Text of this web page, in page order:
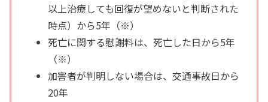
以上治療しても回復が望めないと判断された
時点）から5年（※）
死亡に関する慰謝料は、死亡した日から5年
（※）
加害者が判明しない場合は、交通事故日から
20年